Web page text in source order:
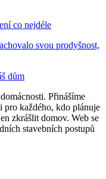
co nejdéle
svou prodyšnost,
dům
Přinášíme
pro každého, kdo plánuje
zkrášlit domov. Web se
stavebních postupů